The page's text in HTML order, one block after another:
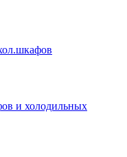
и холодильных